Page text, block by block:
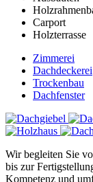
Carport
Holzterrasse
Zimmerei
Dachdeckerei
Trockenbau
Dachfenster
Wir begleiten Sie
bis zur
Kompetenz und